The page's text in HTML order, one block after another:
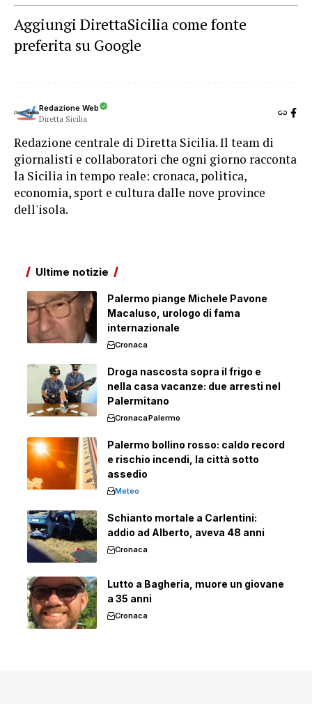
Aggiungi DirettaSicilia come fonte
preferita su Google
Redazione Web
Diretta Sicilia
Redazione centrale di Diretta Sicilia. Il team di
giornalisti e collaboratori che ogni giorno racconta
la Sicilia in tempo reale: cronaca, politica,
economia, sport e cultura dalle nove province
dell'isola.
Ultime notizie
Palermo piange Michele Pavone
Macaluso, urologo di fama
internazionale
Cronaca
Droga nascosta sopra il frigo e
nella casa vacanze: due arresti nel
Palermitano
CronacaPalermo
Palermo bollino rosso: caldo record
e rischio incendi, la città sotto
assedio
Meteo
Schianto mortale a Carlentini:
addio ad Alberto, aveva 48 anni
Cronaca
Lutto a Bagheria, muore un giovane
a 35 anni
Cronaca